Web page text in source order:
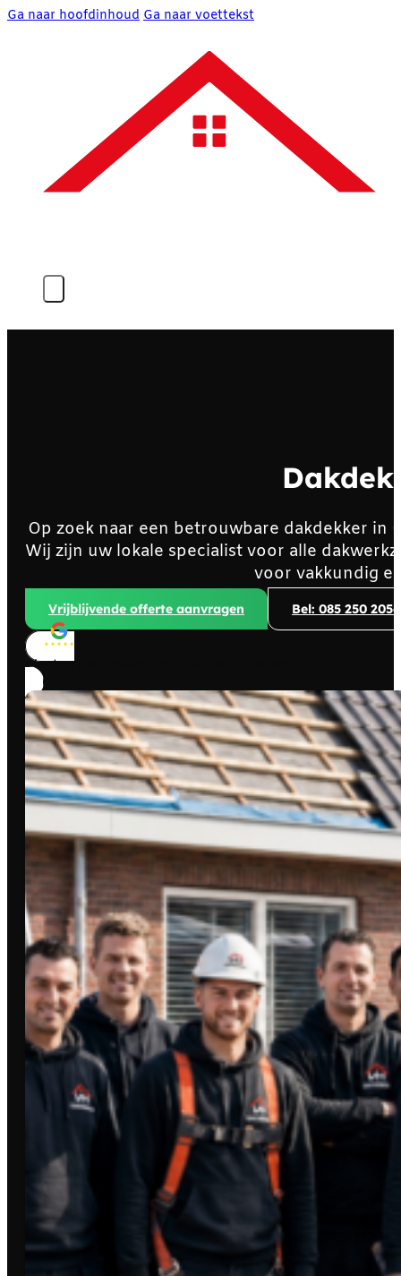
Ga naar hoofdinhoud Ga naar voettekst
Op zoek naar een betrouwbare dakdekker in
Wij zijn uw lokale specialist voor alle
voor vakkundig
Vrijblijvende offerte aanvragen Bel: 085 250 2056
Klanten beoordelen ons met